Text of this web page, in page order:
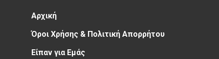
Αρχική
Όροι Χρήσης & Πολιτική Απορρήτου
Είπαν για Εμάς